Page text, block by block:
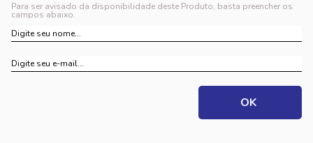
Para ser avisado da disponibilidade deste Produto, basta preencher os
campos abaixo.